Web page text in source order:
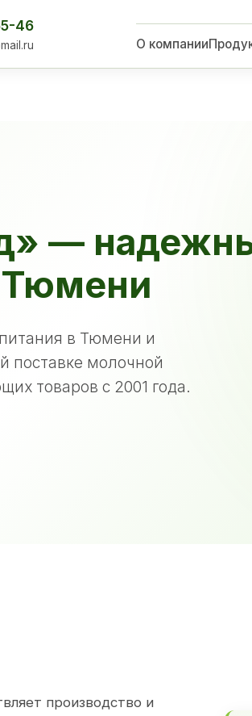
46
О компании
—
Тюмени
в Тюмени и
поставке молочной
товаров с 2001 года.
производство и